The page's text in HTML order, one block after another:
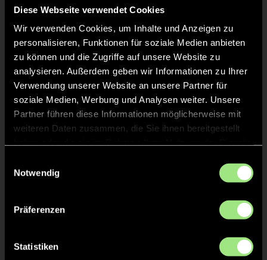
Diese Webseite verwendet Cookies
Wir verwenden Cookies, um Inhalte und Anzeigen zu
personalisieren, Funktionen für soziale Medien anbieten
zu können und die Zugriffe auf unsere Website zu
analysieren. Außerdem geben wir Informationen zu Ihrer
Verwendung unserer Website an unsere Partner für
soziale Medien, Werbung und Analysen weiter. Unsere
Partner führen diese Informationen möglicherweise mit
weiteren Daten zusammen, die Sie ihnen bereitgestellt
Notwendig
Präferenzen
Statistiken
Mascha B. 91
Staff
Aljoscha THEWS
TW = Torwart & ETW = Ersatztorwart, K = Kapitän